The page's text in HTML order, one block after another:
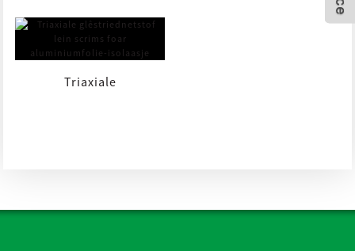
30g/m2-160g/m2
Alkalysk ...
Triaxiale